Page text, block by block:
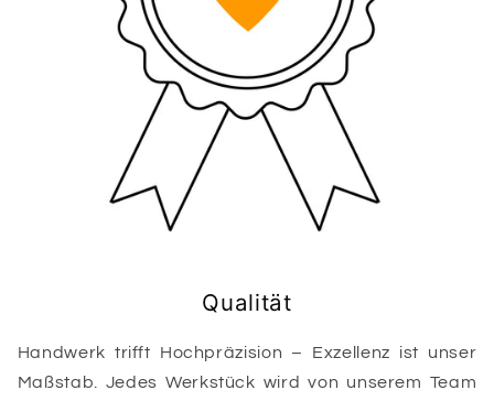
Qualität
Handwerk trifft Hochpräzision – Exzellenz ist unser
Maßstab. Jedes Werkstück wird von unserem Team